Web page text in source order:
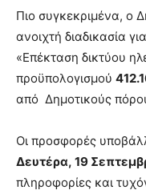
Πιο συγκεκριμένα, ο
ανοιχτή διαδικασία
«Επέκταση δικτύου
προϋπολογισμού
από Δημοτικούς
Οι προσφορές
Δευτέρα, 19
πληροφορίες και